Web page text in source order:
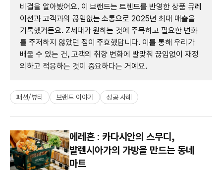
비결을 알아봤어요. 이 브랜드는 트렌드를 반영한 상품 큐레
이션과 고객과의 끊임없는 소통으로 2025년 최대 매출을
기록했거든요. Z세대가 원하는 것에 주목하고 필요한 변화
를 주저하지 않았던 점이 주효했답니다. 이를 통해 우리가
배울 수 있는 건, 고객의 취향 변화에 발맞춰 끊임없이 재정
의하고 적응하는 것이 중요하다는 거예요.
패션/뷰티 브랜드 이야기 성공 사례
에레혼 : 카다시안의 스무디,
발렌시아가의 가방을 만드는 동네
마트